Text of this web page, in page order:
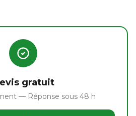
gratuit
— Réponse sous 48 h